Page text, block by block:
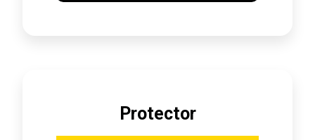
Protector